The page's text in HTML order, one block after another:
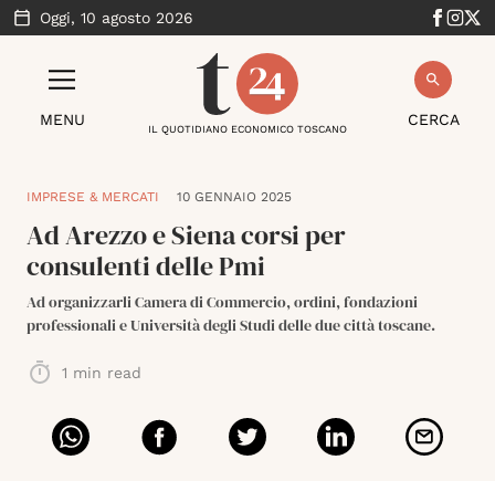
Oggi, 10 agosto 2026
MENU CERCA
IL QUOTIDIANO ECONOMICO TOSCANO
IMPRESE & MERCATI 10 GENNAIO 2025
Ad Arezzo e Siena corsi per
consulenti delle Pmi
Ad organizzarli Camera di Commercio, ordini, fondazioni
professionali e Università degli Studi delle due città toscane.
1 min read